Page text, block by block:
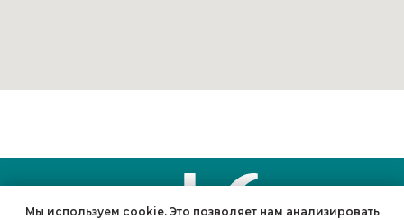
Мы используем cookie. Это позволяет нам анализировать